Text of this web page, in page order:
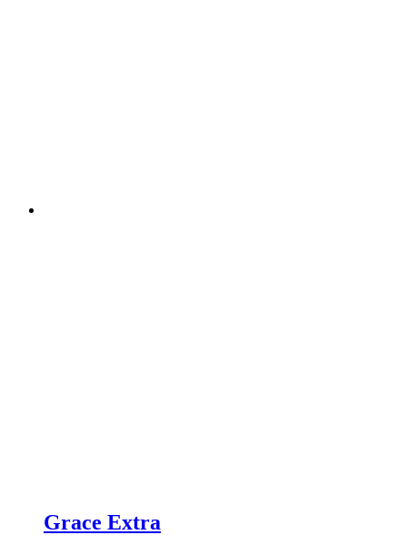
Grace Extra